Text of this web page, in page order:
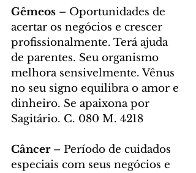
Gêmeos – Oportunidades de
acertar os negócios e crescer
profissionalmente. Terá ajuda
de parentes. Seu organismo
melhora sensivelmente. Vênus
no seu signo equilibra o amor e
dinheiro. Se apaixona por
Sagitário. C. 080 M. 4218
Câncer – Período de cuidados
especiais com seus negócios e